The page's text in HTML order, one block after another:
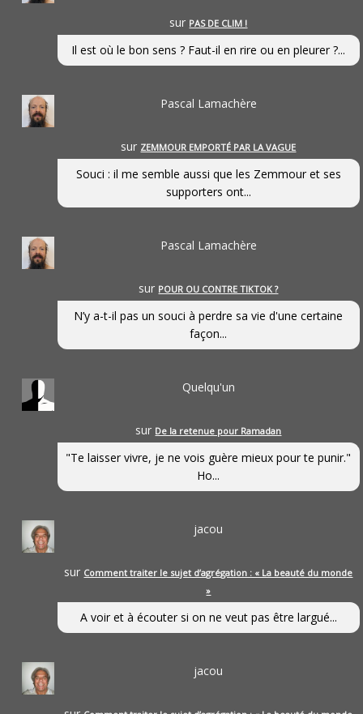
sur PAS DE CLIM !
Il est où le bon sens ? Faut-il en rire ou en pleurer ?...
Pascal Lamachère
sur ZEMMOUR EMPORTÉ PAR LA VAGUE
Souci : il me semble aussi que les Zemmour et ses
supporters ont...
Pascal Lamachère
sur POUR OU CONTRE TIKTOK ?
N’y a-t-il pas un souci à perdre sa vie d'une certaine
façon...
Quelqu'un
sur De la retenue pour Ramadan
"Te laisser vivre, je ne vois guère mieux pour te punir."
Ho...
jacou
sur Comment traiter le sujet d’agrégation : « La beauté du monde
»
A voir et à écouter si on ne veut pas être largué...
jacou